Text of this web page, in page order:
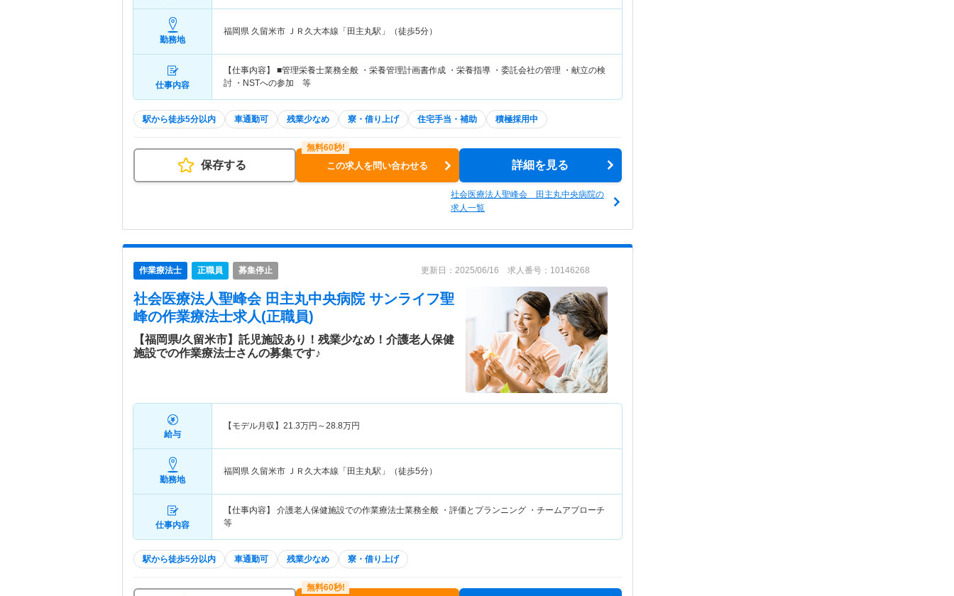
勤務地
福岡県 久留米市 ＪＲ久大本線「田主丸駅」（徒歩5分）
仕事内容
【仕事内容】 ■管理栄養士業務全般 ・栄養管理計画書作成 ・栄養指導 ・委託会社の管理 ・献立の検
討 ・NSTへの参加 等
駅から徒歩5分以内 車通勤可 残業少なめ 寮・借り上げ 住宅手当・補助 積極採用中
保存する この求人を問い合わせる 詳細を見る
社会医療法人聖峰会 田主丸中央病院の
求人一覧
作業療法士 正職員 募集停止 更新日：2025/06/16 求人番号：10146268
社会医療法人聖峰会 田主丸中央病院 サンライフ聖
峰の作業療法士求人(正職員)
【福岡県/久留米市】託児施設あり！残業少なめ！介護老人保健
施設での作業療法士さんの募集です♪
給与
【モデル月収】 21.3万円～28.8万円
勤務地
福岡県 久留米市 ＪＲ久大本線「田主丸駅」（徒歩5分）
仕事内容
【仕事内容】 介護老人保健施設での作業療法士業務全般 ・評価とプランニング ・チームアプローチ
等
駅から徒歩5分以内 車通勤可 残業少なめ 寮・借り上げ